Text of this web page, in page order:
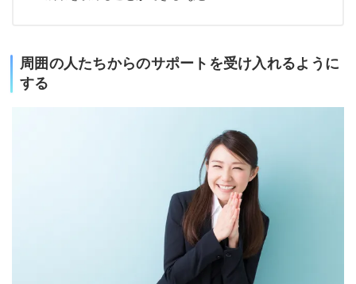
周囲の人たちからのサポートを受け入れるように
する